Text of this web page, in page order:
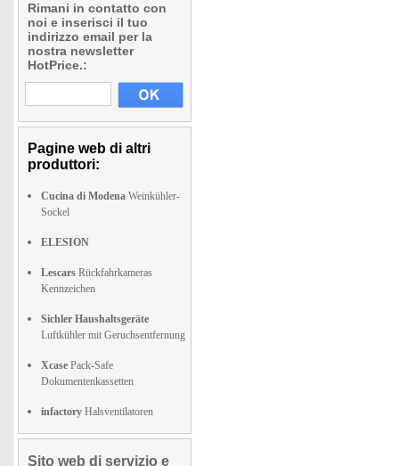
Rimani in contatto con
noi e inserisci il tuo
indirizzo email per la
nostra newsletter
HotPrice.:
Pagine web di altri
produttori:
Cucina di Modena Weinkühler-
Sockel
ELESION
Lescars Rückfahrkameras
Kennzeichen
Sichler Haushaltsgeräte
Luftkühler mit Geruchsentfernung
Xcase Pack-Safe
Dokumentenkassetten
infactory Halsventilatoren
Sito web di servizio e